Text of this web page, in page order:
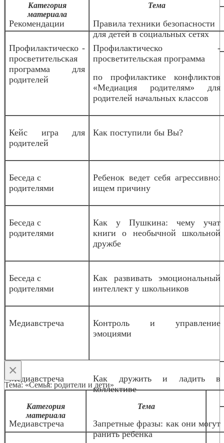
Рекомендации
Правила техники безопасности
для детей в социальных сетях
Категория
материала
Тема
Профилактическо -
просветительская
программа для
родителей
Профилактическо -
просветительская программа
по профилактике конфликтов
«Медиация родителям» для
родителей начальных классов
Кейс игра для
родителей
Как поступили бы Вы?
Беседа с
родителями
Ребенок ведет себя агрессивно:
ищем причину
Беседа с
родителями
Как у Пушкина: чему учат
книги о необычной школьной
дружбе
Беседа с
родителями
Как развивать эмоциональный
интеллект у школьников
Медиавстреча
Контроль и управление
эмоциями
Медиавстреча
Как дружить и ладить в
коллективе
Медиавстреча
Запретные фразы: как они могут
ранить ребенка
×
Тема: «Семья: родители и дети»
Категория
материала
Тема